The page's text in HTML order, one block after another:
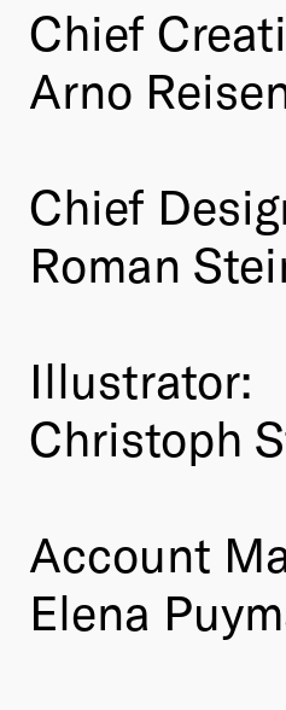
Chief
Arno
Chief
Roman
Illustrator:
Christoph
Account
Elena